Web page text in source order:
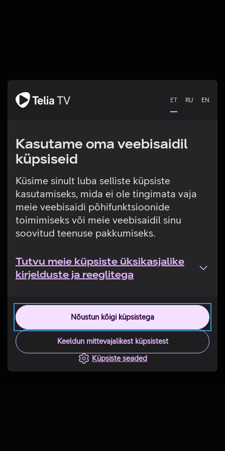
ET RU EN
Kasutame oma veebisaidil
küpsiseid
Küsime sinult luba selliste küpsiste
kasutamiseks, mida ei ole tingimata vaja
meie veebisaidi põhifunktsioonide
toimimiseks või meie veebisaidil sinu
soovitud teenuse pakkumiseks.
Tutvu meie küpsiste üksikasjalike
kirjelduste ja reeglitega
Nõustun kõigi küpsistega
Keeldun mittevajalikest küpsistest
Küpsiste seaded
Tehniline viga